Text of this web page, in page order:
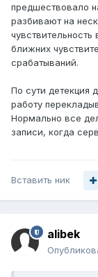
предшествовало
разбивают на
ближних
срабатываний.
По сути детекция
работу
Нормально все
записи, когда
Вставить ник
alibek